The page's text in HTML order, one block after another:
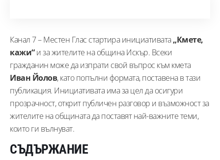
Канал 7 – Местен Глас стартира инициативата„Кмете,
кажи“и за жителите на община Искър. Всеки
гражданин може да изпрати свой въпрос към кмета
Иван Йолов, като попълни формата, поставена в тази
публикация. Инициативата има за цел да осигури
прозрачност, открит публичен разговор и възможност за
жителите на общината да поставят най-важните теми,
които ги вълнуват.
СЪДЪРЖАНИЕ